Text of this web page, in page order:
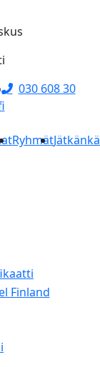
030 608 30
Ryhmät